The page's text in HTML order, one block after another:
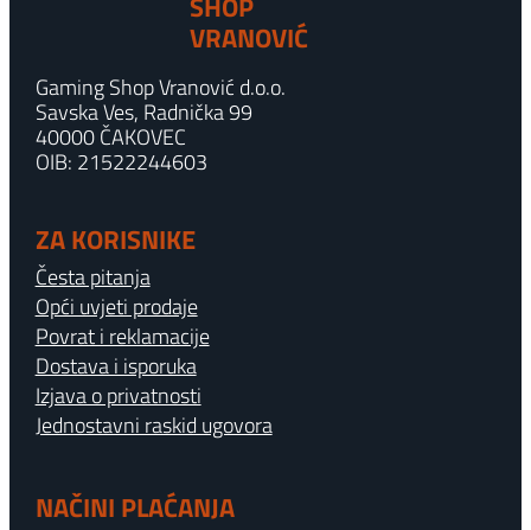
VRANOVIĆ
Gaming Shop Vranović d.o.o.
Savska Ves, Radnička 99
40000 ČAKOVEC
OIB: 21522244603
ZA KORISNIKE
Česta pitanja
Opći uvjeti prodaje
Povrat i reklamacije
Dostava i isporuka
Izjava o privatnosti
Jednostavni raskid ugovora
NAČINI PLAĆANJA